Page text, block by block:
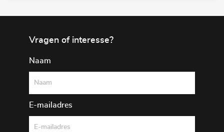
Vragen of interesse?
Naam
E-mailadres